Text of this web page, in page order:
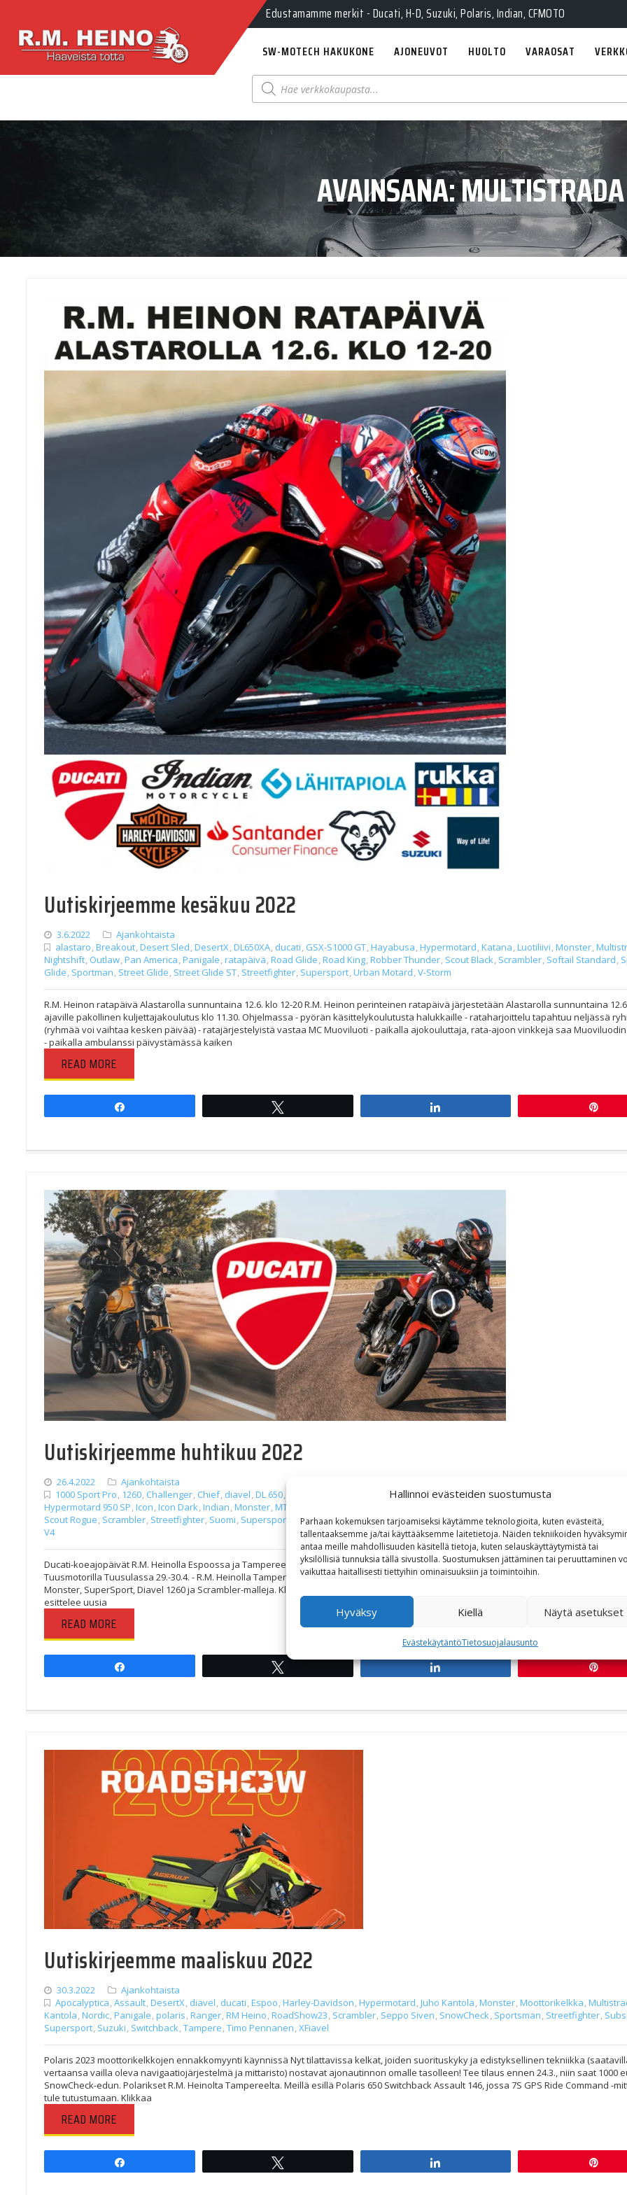
Hallinnoi evästeiden suostumusta
Parhaan kokemuksen tarjoamiseksi käytämme teknologioita, kuten evästeitä,
tallentaaksemme ja/tai käyttääksemme laitetietoja. Näiden tekniikoiden
antaa meille mahdollisuuden käsitellä tietoja, kuten selauskäyttäytymistä tai
yksilöllisiä tunnuksia tällä sivustolla. Suostumuksen jättäminen tai peruuttaminen
vaikuttaa haitallisesti tiettyihin ominaisuuksiin ja toimintoihin.
Hyväksy Kiellä Näytä asetukset
EvästekäytäntöTietosuojalausunto
Edustamamme merkit - Ducati, H-D, Suzuki, Polaris, Indian, CFMOTO
SW-MOTECH HAKUKONE AJONEUVOT HUOLTO VARAOSAT
Products
search
AVAINSANA:MULTISTRADA
Uutiskirjeemme kesäkuu 2022
3.6.2022
Ajankohtaista
alastaro,Breakout,Desert Sled,DesertX,DL650XA, ducati, GSX-S1000 GT,Hayabusa,Hypermotard,Katana,Luotiliivi,Monster,
Nightshift, Outlaw,Pan America,Panigale,ratapäivä,Road Glide,Road King,Robber Thunder, Scout Black, Scrambler, Softail Standard,
Glide, Sportman, Street Glide, Street Glide ST, Streetfighter, Supersport,Urban Motard,V-Storm
R.M. Heinon ratapäivä Alastarolla sunnuntaina 12.6. klo 12-20 R.M. Heinon perinteinen ratapäivä järjestetään Alastarolla sunnuntaina
ajaville pakollinen kuljettajakoulutus klo 11.30. Ohjelmassa - pyörän käsittelykoulutusta halukkaille - rataharjoittelu tapahtuu neljässä
(ryhmää voi vaihtaa kesken päivää) - ratajärjestelyistä vastaa MC Muoviluoti - paikalla ajokouluttaja, rata-ajoon vinkkejä saa
- paikalla ambulanssi päivystämässä kaiken
READ MORE
Uutiskirjeemme huhtikuu 2022
26.4.2022
Ajankohtaista
1000 Sport Pro, 1260, Challenger, Chief, diavel,DL 650, FTR,GSX-S1000,GSX1300,Harley-Davidson
Hypermotard 950 SP,Icon,Icon Dark,Indian,Monster,MTS V4 S
Scout Rogue, Scrambler, Streetfighter, Suomi, Supersport Suzuki,Tampere,Tekniikan Maailma,Tribute ,Tuusmotor Tuusula,Urban
V4
Ducati-koeajopäivät R.M. Heinolla Espoossa ja Tampereella sekä Tuusmotorilla Tuusulassa - R.M. Heinolla Espoossa lauantaina 23.4. klo
Tuusmotorilla Tuusulassa 29.-30.4. - R.M. Heinolla Tampereella 6.-7.5. Koeajossa Multistrada V4 S, uutuusmalli Streetfighter V2, Streetfighter
Monster, SuperSport, Diavel 1260 ja Scrambler-malleja. Klikkaa ja lue lisätietoja Indian RoadShow 2022 R.M. Heinolla Tampereella 28.-29.4.
esittelee uusia
READ MORE
Share Pin
Uutiskirjeemme maaliskuu 2022
30.3.2022
Ajankohtaista
Apocalyptica,Assault,DesertX, diavel, ducati,Espoo,Harley-Davidson,Hypermotard,Juho Kantola,Monster,Moottorikelkka,
Kantola,Nordic,Panigale,polaris,Ranger,RM Heino,RoadShow23, Scrambler, Seppo Siven, SnowCheck, Sportsman, Streetfighter,
Supersport, Suzuki, Switchback,Tampere,Timo Pennanen,XFiavel
Polaris 2023 moottorikelkkojen ennakkomyynti käynnissä Nyt tilattavissa kelkat, joiden suorituskyky ja edistyksellinen tekniikka
vertaansa vailla oleva navigaatiojärjestelmä ja mittaristo) nostavat ajonautinnon omalle tasolleen! Tee tilaus ennen 24.3., niin saat 1000
SnowCheck-edun. Polarikset R.M. Heinolta Tampereelta. Meillä esillä Polaris 650 Switchback Assault 146, jossa 7S GPS Ride Command -
tule tutustumaan. Klikkaa
READ MORE